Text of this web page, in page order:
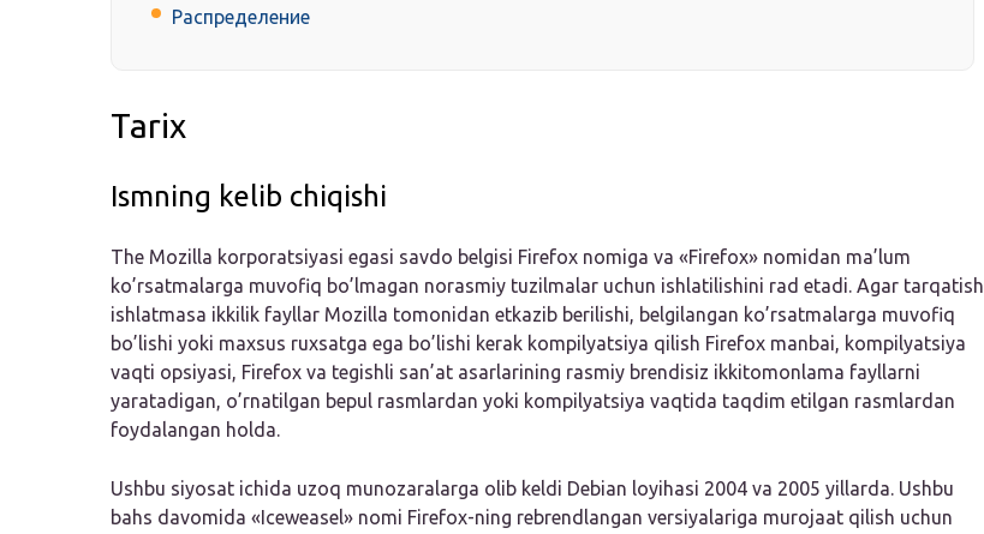
Распределение
Tarix
Ismning kelib chiqishi
The Mozilla korporatsiyasi egasi savdo belgisi Firefox nomiga va «Firefox» nomidan ma’lum
ko’rsatmalarga muvofiq bo’lmagan norasmiy tuzilmalar uchun ishlatilishini rad etadi. Agar tarqatish
ishlatmasa ikkilik fayllar Mozilla tomonidan etkazib berilishi, belgilangan ko’rsatmalarga muvofiq
bo’lishi yoki maxsus ruxsatga ega bo’lishi kerak kompilyatsiya qilish Firefox manbai, kompilyatsiya
vaqti opsiyasi, Firefox va tegishli san’at asarlarining rasmiy brendisiz ikkitomonlama fayllarni
yaratadigan, o’rnatilgan bepul rasmlardan yoki kompilyatsiya vaqtida taqdim etilgan rasmlardan
foydalangan holda.
Ushbu siyosat ichida uzoq munozaralarga olib keldi Debian loyihasi 2004 va 2005 yillarda. Ushbu
bahs davomida «Iceweasel» nomi Firefox-ning rebrendlangan versiyalariga murojaat qilish uchun